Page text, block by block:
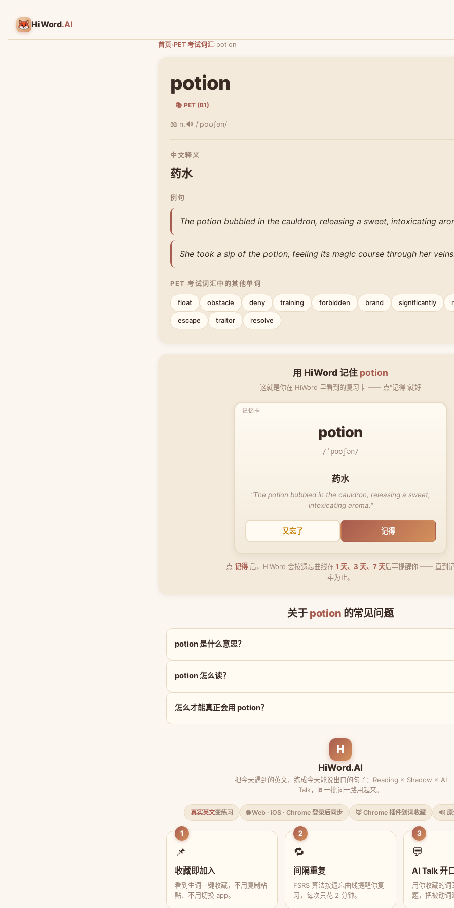
HiWord.AI
首页›PET 考试词汇›potion
potion
📚 PET (B1)
📖 n.🔊 /ˈpoʊʃən/
中文释义
药水
例句
The potion bubbled in the cauldron, releasing a sweet, intoxicating
She took a sip of the potion, feeling its magic course through her
PET 考试词汇中的其他单词
float obstacle deny training forbidden brand significantly
escape traitor resolve
用 HiWord 记住 potion
这就是你在 HiWord 里看到的复习卡 —— 点"记得"就好
potion
/ˈpoʊʃən/
药水
"The potion bubbled in the cauldron, releasing a sweet,
intoxicating aroma."
又忘了 记得
点 记得 后，HiWord 会按遗忘曲线在 1 天、3 天、7 天后再提醒你 —— 直到
牢为止。
关于 potion 的常见问题
potion 是什么意思？
potion 怎么读？
怎么才能真正会用 potion？
H
HiWord.AI
把今天遇到的英文，练成今天能说出口的句子：Reading × Shadow × AI
Talk，同一批词一路用起来。
真实英文变练习 🌐 Web · iOS · Chrome 登录后同步 🦊 Chrome 插件划词收藏 🔊
1
📌
收藏即加入
看到生词一键收藏，不用复制粘
贴、不用切换 app。
2
🔁
间隔重复
FSRS 算法按遗忘曲线提醒你复
习，每次只花 2 分钟。
3
💬
AI Talk 开
用你收藏的词
题，把被动词